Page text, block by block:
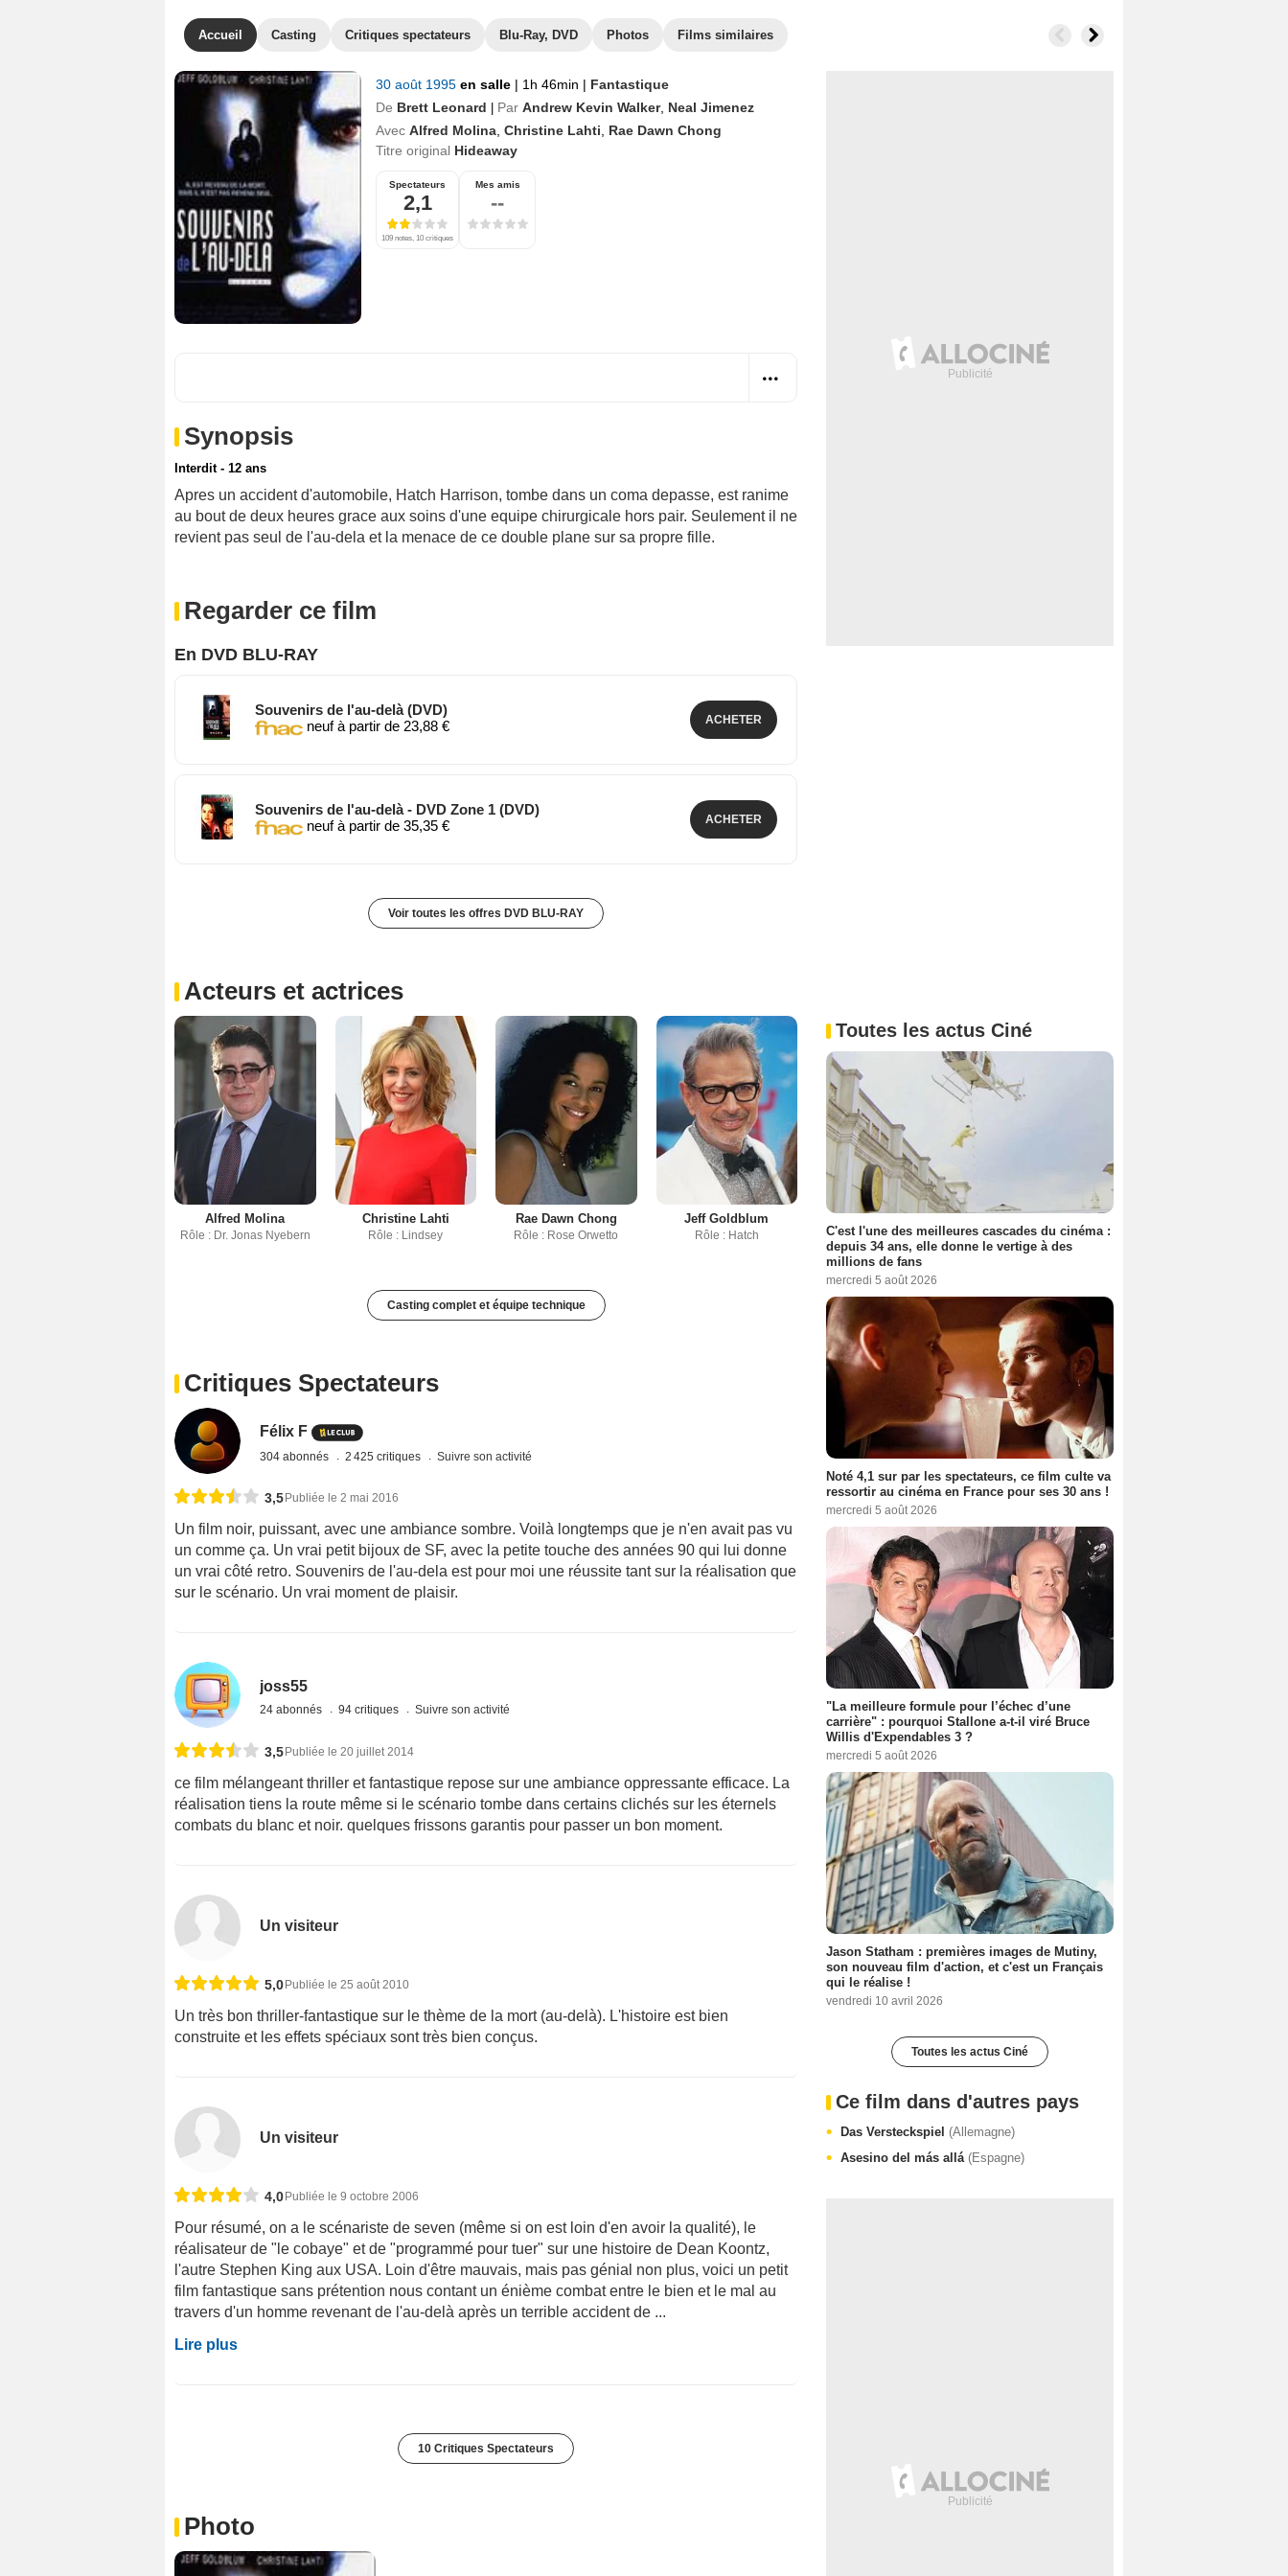
Accueil Casting Critiques spectateurs Blu-Ray, DVD Photos Films similaires
30 août 1995 en salle | 1h 46min | Fantastique
De Brett Leonard Par Andrew Kevin Walker, Neal Jimenez
Avec Alfred Molina Christine Lahti
Rae Dawn Chong
Titre original Hideaway
Spectateurs
2,1
109 notes, 10 critiques
Mes amis
--
Synopsis
Interdit - 12 ans
Apres un accident d'automobile, Hatch Harrison, tombe dans un coma depasse, est ranime
au bout de deux heures grace aux soins d'une equipe chirurgicale hors pair. Seulement il ne
revient pas seul de l'au-dela et la menace de ce double plane sur sa propre fille.
Regarder ce film
En DVD BLU-RAY
Souvenirs de l'au-delà (DVD)
neuf à partir de 23,88 €
ACHETER
Souvenirs de l'au-delà - DVD Zone 1 (DVD)
neuf à partir de 35,35 €
ACHETER
Voir toutes les offres DVD BLU-RAY
Acteurs et actrices
Alfred Molina
Rôle : Dr. Jonas Nyebern
Christine Lahti
Rôle : Lindsey
Rae Dawn Chong
Rôle : Rose Orwetto
Jeff Goldblum
Rôle : Hatch
Casting complet et équipe technique
Critiques Spectateurs
Félix F
304 abonnés 2 425 critiques Suivre son activité
3,5 Publiée le 2 mai 2016
Un film noir, puissant, avec une ambiance sombre. Voilà longtemps que je n'en avait pas vu
un comme ça. Un vrai petit bijoux de SF, avec la petite touche des années 90 qui lui donne
un vrai côté retro. Souvenirs de l'au-dela est pour moi une réussite tant sur la réalisation que
sur le scénario. Un vrai moment de plaisir.
joss55
24 abonnés 94 critiques Suivre son activité
3,5 Publiée le 20 juillet 2014
ce film mélangeant thriller et fantastique repose sur une ambiance oppressante efficace. La
réalisation tiens la route même si le scénario tombe dans certains clichés sur les éternels
combats du blanc et noir. quelques frissons garantis pour passer un bon moment.
Un visiteur
5,0 Publiée le 25 août 2010
Un très bon thriller-fantastique sur le thème de la mort (au-delà). L'histoire est bien
construite et les effets spéciaux sont très bien conçus.
Un visiteur
4,0 Publiée le 9 octobre 2006
Pour résumé, on a le scénariste de seven (même si on est loin d'en avoir la qualité), le
réalisateur de "le cobaye" et de "programmé pour tuer" sur une histoire de Dean Koontz,
l'autre Stephen King aux USA. Loin d'être mauvais, mais pas génial non plus, voici un petit
film fantastique sans prétention nous contant un énième combat entre le bien et le mal au
travers d'un homme revenant de l'au-delà après un terrible accident de ...
Lire plus
10 Critiques Spectateurs
Photo
Toutes les actus Ciné
C'est l'une des meilleures cascades du cinéma :
depuis 34 ans, elle donne le vertige à des
millions de fans
mercredi 5 août 2026
Noté 4,1 sur par les spectateurs, ce film culte va
ressortir au cinéma en France pour ses 30 ans !
mercredi 5 août 2026
"La meilleure formule pour l’échec d’une
carrière" : pourquoi Stallone a-t-il viré Bruce
Willis d'Expendables 3 ?
mercredi 5 août 2026
Jason Statham : premières images de Mutiny,
son nouveau film d'action, et c'est un Français
qui le réalise !
vendredi 10 avril 2026
Toutes les actus Ciné
Ce film dans d'autres pays
Das Versteckspiel (Allemagne)
Asesino del más allá (Espagne)